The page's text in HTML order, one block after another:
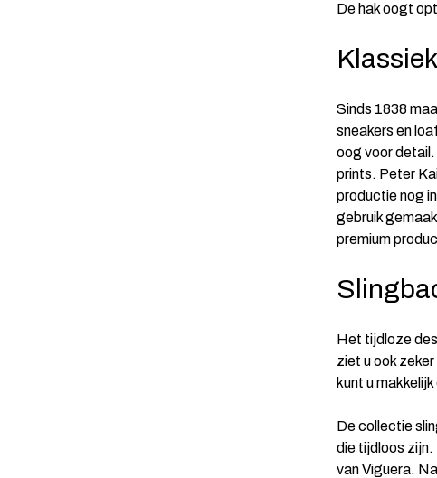
De hak oogt
Sinds 1838
sneakers en
oog voor
prints. Peter
productie nog
gebruik
premium
Het tijdloze
ziet u ook
kunt u
De collectie
die tijdloos
van Viguera.